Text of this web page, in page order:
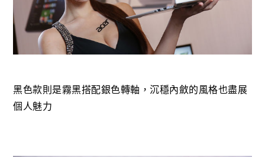
黑色款則是霧黑搭配銀色轉軸，沉穩內斂的風格也盡展
個人魅力